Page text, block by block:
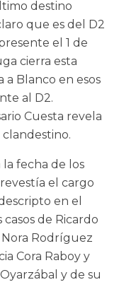
destino
que es del D2
el 1 de
cierra esta
a Blanco en esos
al D2.
Cuesta revela
la fecha de los
el cargo
en el
de Ricardo
Nora Rodríguez
Cora Raboy y
y de su